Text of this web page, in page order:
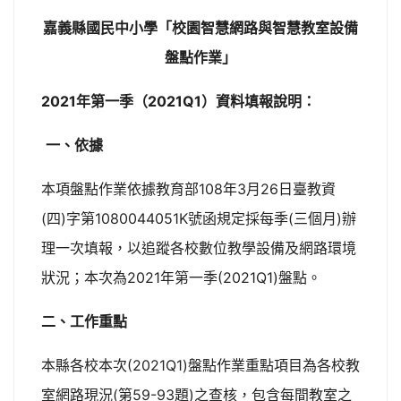
嘉義縣國民中小學「校園智慧網路與智慧教室設備
盤點作業」
2021年第一季（2021Q1）資料填報說明：
一、依據
本項盤點作業依據教育部108年3月26日臺教資
(四)字第1080044051K號函規定採每季(三個月)辦
理一次填報，以追蹤各校數位教學設備及網路環境
狀況；本次為2021年第一季(2021Q1)盤點。
二、工作重點
本縣各校本次(2021Q1)盤點作業重點項目為各校教
室網路現況(第59-93題)之查核，包含每間教室之